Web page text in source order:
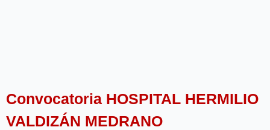
Convocatoria HOSPITAL HERMILIO
VALDIZÁN MEDRANO